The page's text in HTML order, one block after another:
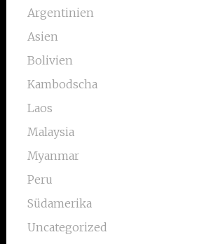
Argentinien
Asien
Bolivien
Kambodscha
Laos
Malaysia
Myanmar
Peru
Südamerika
Uncategorized